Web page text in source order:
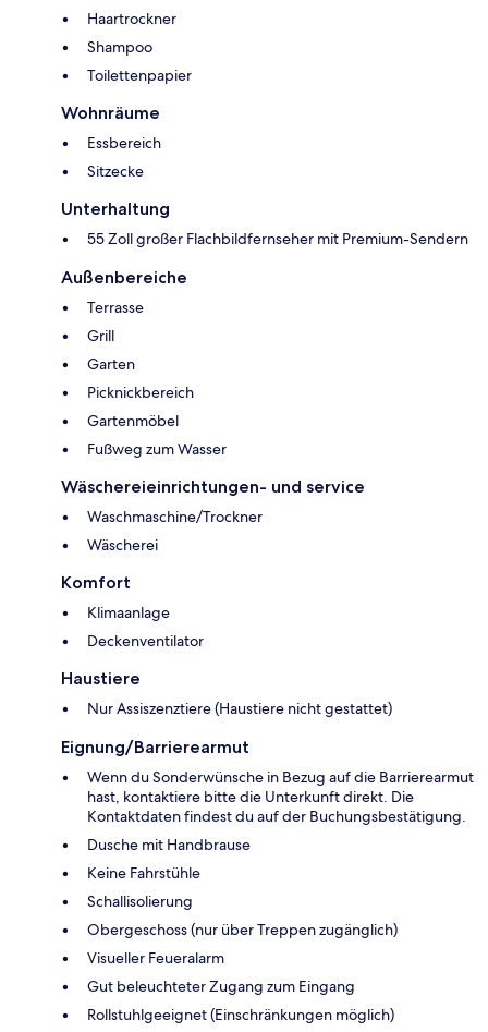
Haartrockner
Shampoo
Toilettenpapier
Wohnräume
Essbereich
Sitzecke
Unterhaltung
55 Zoll großer Flachbildfernseher mit Premium-Sendern
Außenbereiche
Terrasse
Grill
Garten
Picknickbereich
Gartenmöbel
Fußweg zum Wasser
Wäschereieinrichtungen- und service
Waschmaschine/Trockner
Wäscherei
Komfort
Klimaanlage
Deckenventilator
Haustiere
Nur Assiszenztiere (Haustiere nicht gestattet)
Eignung/Barrierearmut
Wenn du Sonderwünsche in Bezug auf die Barrierearmut
hast, kontaktiere bitte die Unterkunft direkt. Die
Kontaktdaten findest du auf der Buchungsbestätigung.
Dusche mit Handbrause
Keine Fahrstühle
Schallisolierung
Obergeschoss (nur über Treppen zugänglich)
Visueller Feueralarm
Gut beleuchteter Zugang zum Eingang
Rollstuhlgeeignet (Einschränkungen möglich)